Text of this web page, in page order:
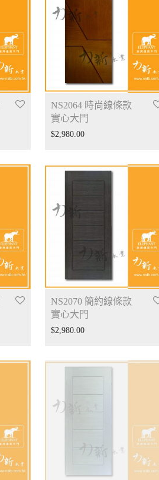
NS2064 時尚線條款
實心大門
$2,980.00
NS2070 簡約線條款
實心大門
$2,980.00